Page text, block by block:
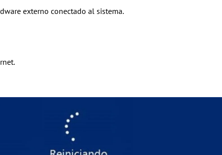
externo conectado al sistema.